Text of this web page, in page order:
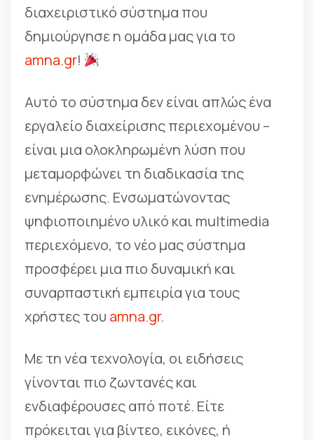
διαχειριστικό σύστημα που
δημιούργησε η ομάδα μας για το
amna.gr!
Αυτό το σύστημα δεν είναι απλώς ένα
εργαλείο διαχείρισης περιεχομένου –
είναι μια ολοκληρωμένη λύση που
μεταμορφώνει τη διαδικασία της
ενημέρωσης. Ενσωματώνοντας
ψηφιοποιημένο υλικό και multimedia
περιεχόμενο, το νέο μας σύστημα
προσφέρει μια πιο δυναμική και
συναρπαστική εμπειρία για τους
χρήστες του amna.gr.
Με τη νέα τεχνολογία, οι ειδήσεις
γίνονται πιο ζωντανές και
ενδιαφέρουσες από ποτέ. Είτε
πρόκειται για βίντεο, εικόνες, ή